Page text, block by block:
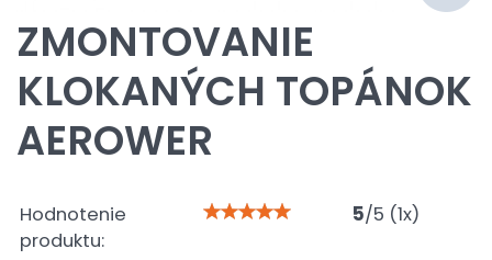
ZMONTOVANIE
KLOKANÝCH TOPÁNOK
AEROWER
Hodnotenie
produktu:
5/5 (1x)